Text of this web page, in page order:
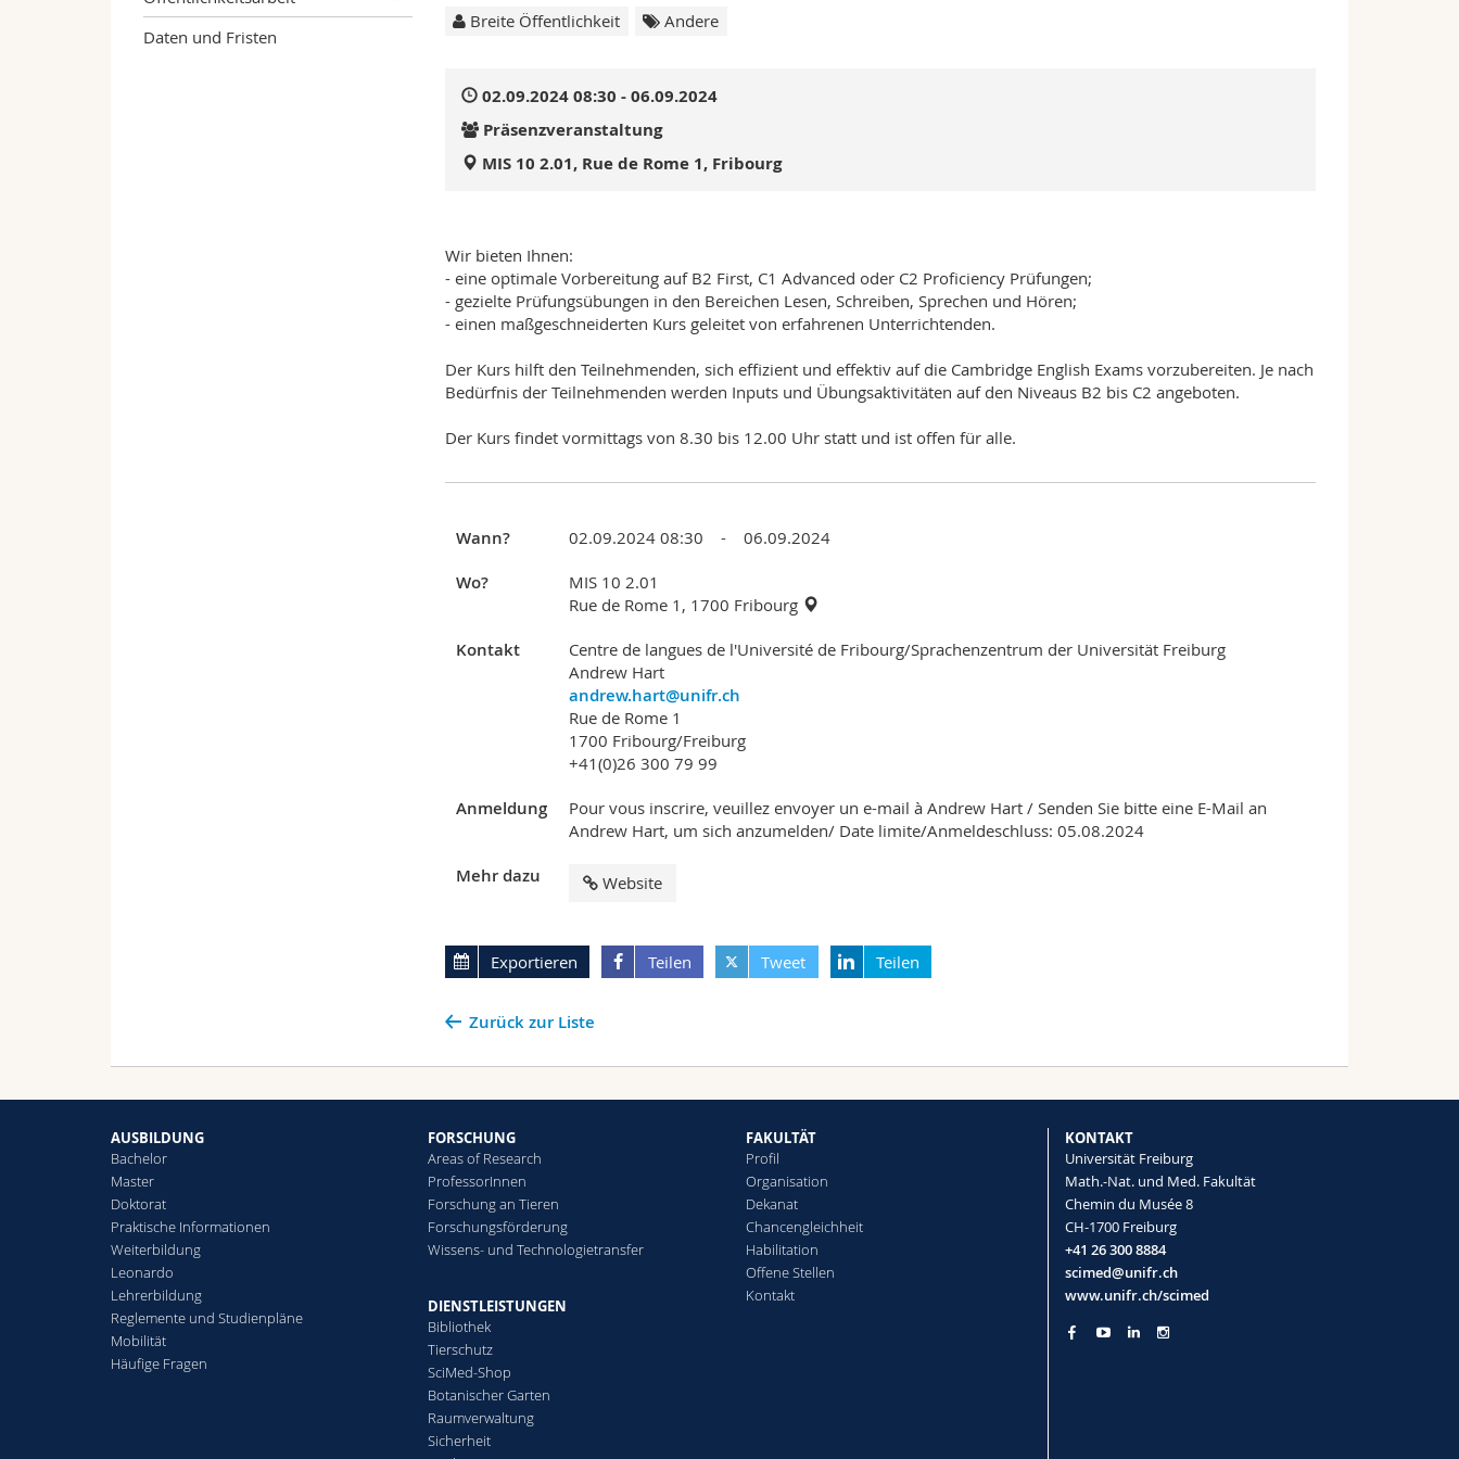
Daten und Fristen
Breite Öffentlichkeit Andere
02.09.2024 08:30 - 06.09.2024
Präsenzveranstaltung
MIS 10 2.01, Rue de Rome 1, Fribourg
Wir bieten Ihnen:
- eine optimale Vorbereitung auf B2 First, C1 Advanced oder C2 Proficiency Prüfungen;
- gezielte Prüfungsübungen in den Bereichen Lesen, Schreiben, Sprechen und Hören;
- einen maßgeschneiderten Kurs geleitet von erfahrenen Unterrichtenden.
Der Kurs hilft den Teilnehmenden, sich effizient und effektiv auf die Cambridge English Exams vorzubereiten. Je nach
Bedürfnis der Teilnehmenden werden Inputs und Übungsaktivitäten auf den Niveaus B2 bis C2 angeboten.
Der Kurs findet vormittags von 8.30 bis 12.00 Uhr statt und ist offen für alle.
Wann? 02.09.2024 08:30 - 06.09.2024
Wo?
MIS 10 2.01
Rue de Rome 1, 1700 Fribourg
Kontakt
Centre de langues de l'Université de Fribourg/Sprachenzentrum der Universität Freiburg
Andrew Hart
andrew.hart@unifr.ch
Rue de Rome 1
1700 Fribourg/Freiburg
+41(0)26 300 79 99
Anmeldung
Pour vous inscrire, veuillez envoyer un e-mail à Andrew Hart / Senden Sie bitte eine E-Mail an
Andrew Hart, um sich anzumelden/ Date limite/Anmeldeschluss: 05.08.2024
Mehr dazu Website
Exportieren Teilen Tweet Teilen
Zurück zur Liste
AUSBILDUNG
Bachelor
Master
Doktorat
Praktische Informationen
Weiterbildung
Leonardo
Lehrerbildung
Reglemente und Studienpläne
Mobilität
Häufige Fragen
FORSCHUNG
Areas of Research
ProfessorInnen
Forschung an Tieren
Forschungsförderung
Wissens- und Technologietransfer
DIENSTLEISTUNGEN
Bibliothek
Tierschutz
SciMed-Shop
Botanischer Garten
Raumverwaltung
Sicherheit
FAKULTÄT
Profil
Organisation
Dekanat
Chancengleichheit
Habilitation
Offene Stellen
Kontakt
KONTAKT
Universität Freiburg
Math.-Nat. und Med. Fakultät
Chemin du Musée 8
CH-1700 Freiburg
+41 26 300 8884
scimed@unifr.ch
www.unifr.ch/scimed